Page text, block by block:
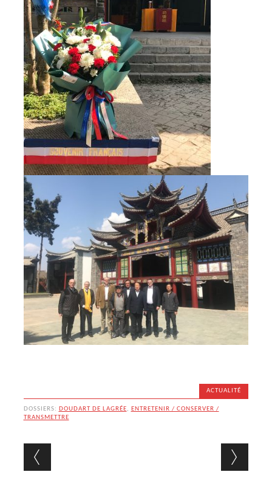
ACTUALITÉ
DOSSIERS: DOUDART DE LAGRÉE, ENTRETENIR / CONSERVER /
TRANSMETTRE
Navigation des articles